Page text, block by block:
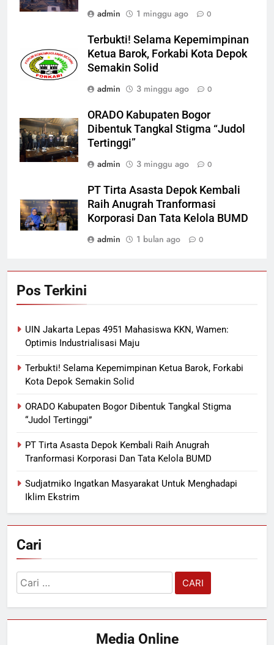
admin
1 minggu ago 0
Terbukti! Selama Kepemimpinan
Ketua Barok, Forkabi Kota Depok
Semakin Solid
admin
3 minggu ago 0
ORADO Kabupaten Bogor
Dibentuk Tangkal Stigma “Judol
Tertinggi”
admin
3 minggu ago 0
PT Tirta Asasta Depok Kembali
Raih Anugrah Tranformasi
Korporasi Dan Tata Kelola BUMD
admin
1 bulan ago 0
Pos Terkini
UIN Jakarta Lepas 4951 Mahasiswa KKN, Wamen:
Optimis Industrialisasi Maju
Terbukti! Selama Kepemimpinan Ketua Barok, Forkabi
Kota Depok Semakin Solid
ORADO Kabupaten Bogor Dibentuk Tangkal Stigma
“Judol Tertinggi”
PT Tirta Asasta Depok Kembali Raih Anugrah
Tranformasi Korporasi Dan Tata Kelola BUMD
Sudjatmiko Ingatkan Masyarakat Untuk Menghadapi
Iklim Ekstrim
Cari
Cari
untuk:
Media Online